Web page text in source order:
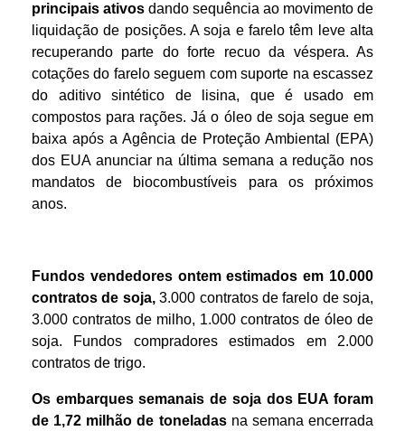
principais ativos dando sequência ao movimento de
liquidação de posições. A soja e farelo têm leve alta
recuperando parte do forte recuo da véspera. As
cotações do farelo seguem com suporte na escassez
do aditivo sintético de lisina, que é usado em
compostos para rações. Já o óleo de soja segue em
baixa após a Agência de Proteção Ambiental (EPA)
dos EUA anunciar na última semana a redução nos
mandatos de biocombustíveis para os próximos
anos.
Fundos vendedores ontem estimados em 10.000
contratos de soja,3.000 contratos de farelo de soja,
3.000 contratos de milho, 1.000 contratos de óleo de
soja. Fundos compradores estimados em 2.000
contratos de trigo.
Os embarques semanais de soja dos EUA foram
de 1,72 milhão de toneladasna semana encerrada